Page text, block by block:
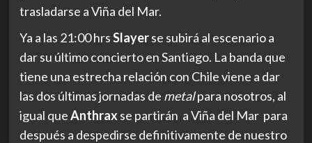
trasladarse a Viña del Mar.
Ya a las 21:00 hrsSlayerse subirá al escenario a
dar su último concierto en Santiago. La banda que
tiene una estrecha relación con Chile viene a dar
las dos últimas jornadas de metalpara nosotros, al
igual queAnthrax se partirán a Viña del Mar para
después a despedirse definitivamente de nuestro